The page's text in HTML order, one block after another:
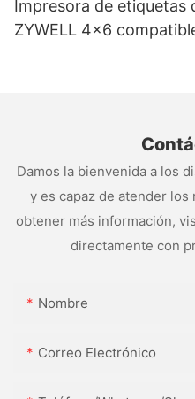
Impresora de etiquetas
ZYWELL 4x6
Damos la bienvenida a los
y es capaz de atender
obtener más información,
directamente con
Nombre
Correo Electrónico